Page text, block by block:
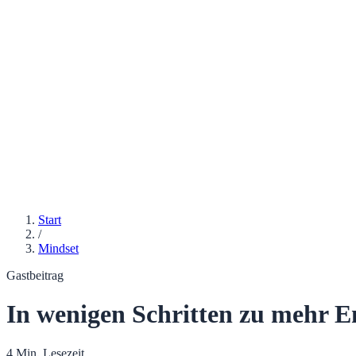
Start
/
Mindset
Gastbeitrag
In wenigen Schritten zu mehr
4 Min. Lesezeit